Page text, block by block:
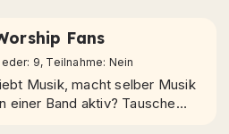
Fans
9, Teilnahme: Nein
Musik, macht selber Musik
einer Band aktiv? Tausche